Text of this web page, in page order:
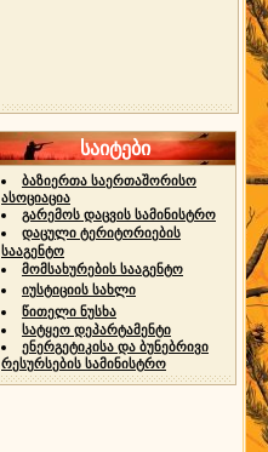
საიტები
ბაზიერთა საერთაშორისო
ასოციაცია
გარემოს დაცვის სამინისტრო
დაცული ტერიტორიების
სააგენტო
მომსახურების სააგენტო
იუსტიციის სახლი
წითელი ნუსხა
სატყეო დეპარტამენტი
ენერგეტიკისა და ბუნებრივი
რესურსების სამინისტრო